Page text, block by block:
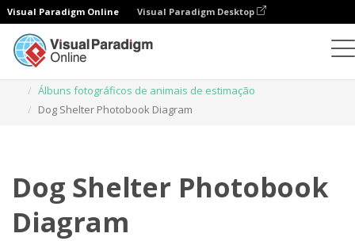
Visual Paradigm Online Visual Paradigm Desktop
Álbuns fotográficos de animais de estimação
Dog Shelter Photobook Diagram
Dog Shelter Photobook
Diagram